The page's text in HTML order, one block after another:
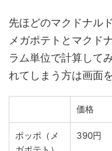
先ほどのマクドナル
メガポテトとマクド
ラム単位で計算して
れてしまう方は画面
価格
ポッポ（メ
390円